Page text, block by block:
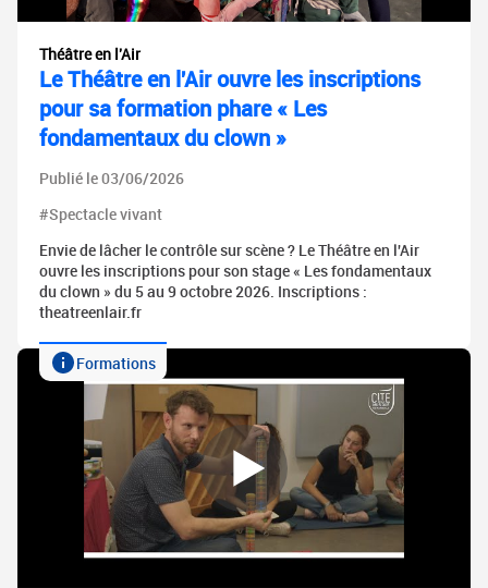
Théâtre en l'Air
Le Théâtre en l'Air ouvre les inscriptions
pour sa formation phare « Les
fondamentaux du clown »
Publié le 03/06/2026
#Spectacle vivant
Envie de lâcher le contrôle sur scène ? Le Théâtre en l'Air
ouvre les inscriptions pour son stage « Les fondamentaux
du clown » du 5 au 9 octobre 2026. Inscriptions :
theatreenlair.fr
Formations